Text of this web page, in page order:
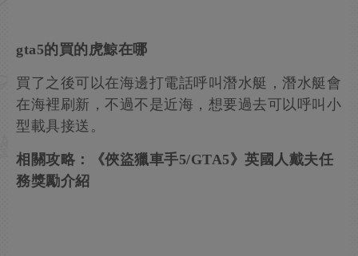
gta5的買的虎鯨在哪
買了之後可以在海邊打電話呼叫潛水艇，潛水艇會
在海裡刷新，不過不是近海，想要過去可以呼叫小
型載具接送。
相關攻略：《俠盜獵車手5/GTA5》英國人戴夫任
務獎勵介紹